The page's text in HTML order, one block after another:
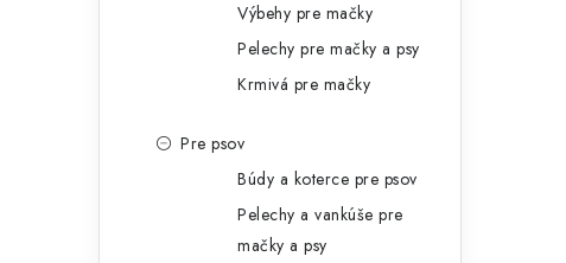
Výbehy pre mačky
Pelechy pre mačky a psy
Krmivá pre mačky
Pre psov
Búdy a koterce pre psov
Pelechy a vankúše pre
mačky a psy